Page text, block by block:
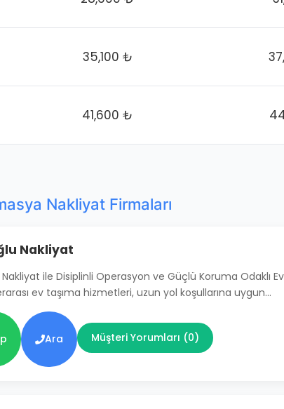
35,100 ₺
41,600 ₺
Nakliyat Firmaları
Nakliyat
ile Disiplinli Operasyon ve Güçlü Koruma Odaklı Ev
ev taşıma hizmetleri, uzun yol koşullarına uygun…
Ara Müşteri Yorumları (0)